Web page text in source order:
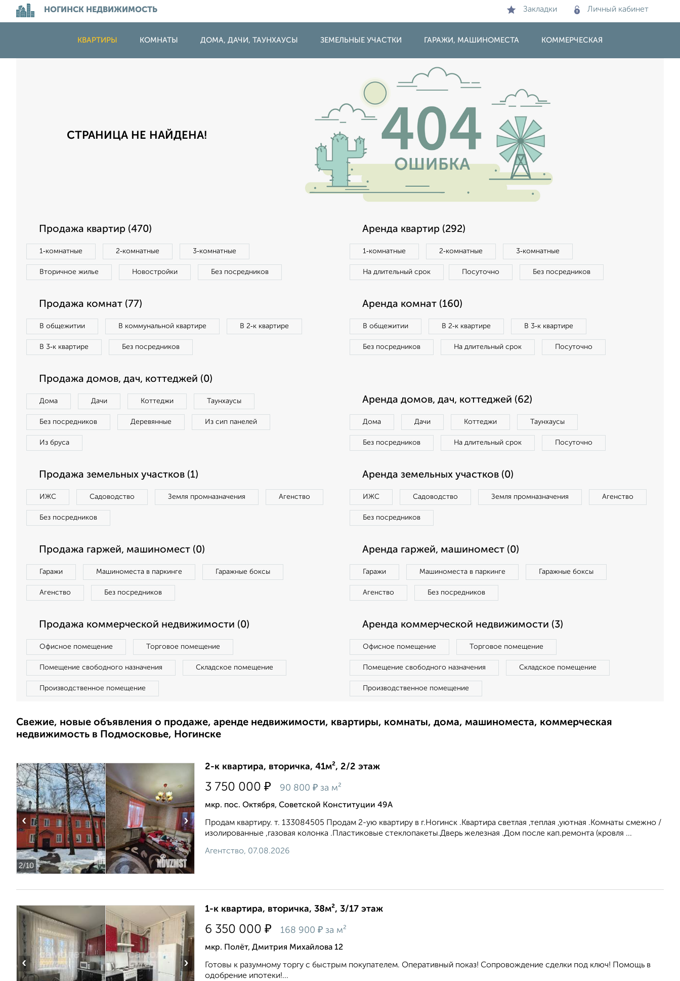
НОГИНСК НЕДВИЖИМОСТЬ Закладки Личный кабинет
КВАРТИРЫ КОМНАТЫ ДОМА, ДАЧИ, ТАУНХАУСЫ ЗЕМЕЛЬНЫЕ УЧАСТКИ ГАРАЖИ, МАШИНОМЕСТА КОММЕРЧЕСКАЯ
СТРАНИЦА НЕ НАЙДЕНА!
Продажа квартир (470)
1‑комнатные 2‑комнатные 3‑комнатные
Вторичное жилье Новостройки Без посредников
Аренда квартир (292)
1‑комнатные 2‑комнатные 3‑комнатные
На длительный срок Посуточно Без посредников
Продажа комнат (77)
В общежитии В коммунальной квартире В 2‑к квартире
В 3‑к квартире Без посредников
Аренда комнат (160)
В общежитии В 2‑к квартире В 3‑к квартире
Без посредников На длительный срок Посуточно
Продажа домов, дач, коттеджей (0)
Дома Дачи Коттеджи Таунхаусы
Без посредников Деревянные Из сип панелей
Из бруса
Аренда домов, дач, коттеджей (62)
Дома Дачи Коттеджи Таунхаусы
Без посредников На длительный срок Посуточно
Продажа земельных участков (1)
ИЖС Садоводство Земля промназначения Агенство
Без посредников
Аренда земельных участков (0)
ИЖС Садоводство Земля промназначения Агенство
Без посредников
Продажа гаржей, машиномест (0)
Гаражи Машиноместа в паркинге Гаражные боксы
Агенство Без посредников
Аренда гаржей, машиномест (0)
Гаражи Машиноместа в паркинге Гаражные боксы
Агенство Без посредников
Продажа коммерческой недвижимости (0)
Офисное помещение Торговое помещение
Помещение свободного назначения Складское помещение
Производственное помещение
Аренда коммерческой недвижимости (3)
Офисное помещение Торговое помещение
Помещение свободного назначения Складское помещение
Производственное помещение
Свежие, новые объявления о продаже, аренде недвижимости, квартиры, комнаты, дома, машиноместа, коммерческая
недвижимость в Подмосковье, Ногинске
2/10
‹ ›
2-к квартира, вторичка, 41м², 2/2 этаж
3 750 000 ₽ 90 800 ₽ за м²
мкр. пос. Октября, Советской Конституции 49А
Продам квартиру. т. 133084505 Продам 2-ую квартиру в г.Ногинск .Квартира светлая ,теплая ,уютная .Комнаты смежно /
изолированные ,газовая колонка .Пластиковые стеклопакеты.Дверь железная .Дом после кап.ремонта (кровля ...
Агентство, 07.08.2026
‹ ›
1-к квартира, вторичка, 38м², 3/17 этаж
6 350 000 ₽ 168 900 ₽ за м²
мкр. Полёт, Дмитрия Михайлова 12
Готовы к разумному торгу с быстрым покупателем. Оперативный показ! Сопровождение сделки под ключ! Помощь в
одобрение ипотеки!...